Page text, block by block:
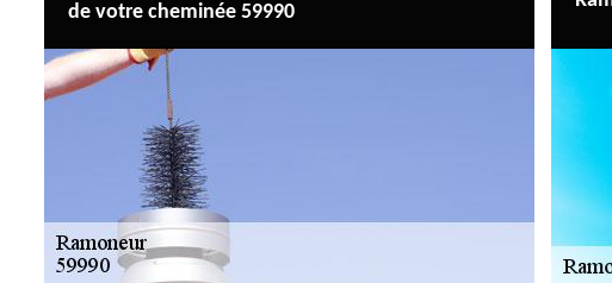
de votre cheminée 59990